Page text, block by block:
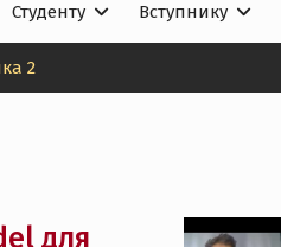
Студенту Вступнику
2
для